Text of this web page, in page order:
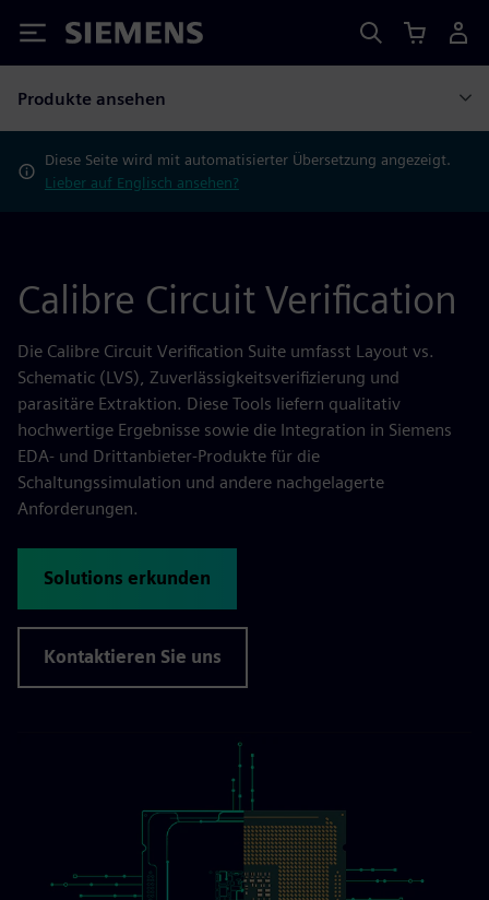
Siemens
Produkte ansehen
Diese Seite wird mit automatisierter Übersetzung angezeigt.
Lieber auf Englisch ansehen?
Calibre Circuit Verification
Die Calibre Circuit Verification Suite umfasst Layout vs.
Schematic (LVS), Zuverlässigkeitsverifizierung und
parasitäre Extraktion. Diese Tools liefern qualitativ
hochwertige Ergebnisse sowie die Integration in Siemens
EDA- und Drittanbieter-Produkte für die
Schaltungssimulation und andere nachgelagerte
Anforderungen.
Solutions erkunden
Kontaktieren Sie uns